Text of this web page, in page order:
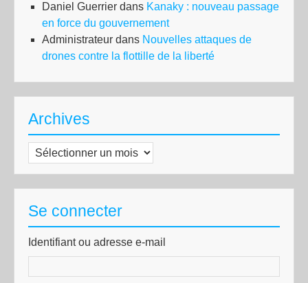
Daniel Guerrier dans Kanaky : nouveau passage
en force du gouvernement
Administrateur dans Nouvelles attaques de
drones contre la flottille de la liberté
Archives
Archives
Se connecter
Identifiant ou adresse e-mail